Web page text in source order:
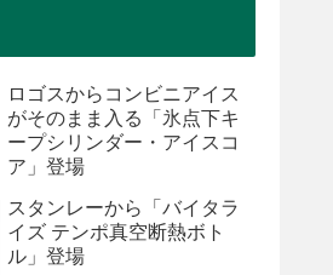
ロゴスからコンビニアイス
がそのまま入る「氷点下キ
ープシリンダー・アイスコ
ア」登場
スタンレーから「バイタラ
イズ テンポ真空断熱ボト
ル」登場